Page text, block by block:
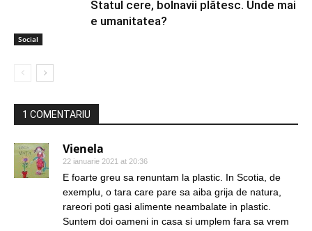
Social
Statul cere, bolnavii plătesc. Unde mai
e umanitatea?
1 COMENTARIU
Vienela
22 ianuarie 2021 at 20:36
E foarte greu sa renuntam la plastic. In Scotia, de
exemplu, o tara care pare sa aiba grija de natura,
rareori poti gasi alimente neambalate in plastic.
Suntem doi oameni in casa si umplem fara sa vrem